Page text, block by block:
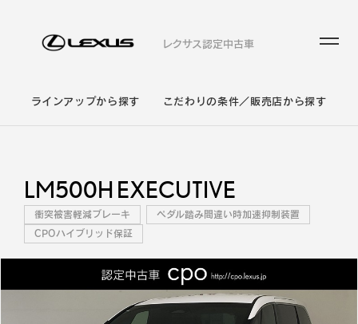
レクサス認定中古車
ラインアップから探す こだわりの条件／販売店から探す
LM500H EXECUTIVE
衝突被害軽減ブレーキ
ペダル踏み間違い時加速抑制装置
CPOハイブリッド保証